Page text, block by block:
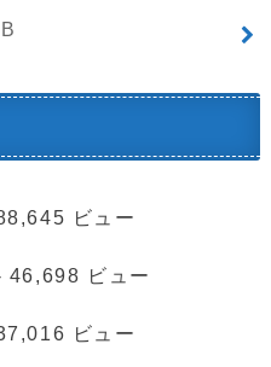
ビュー
46,698 ビュー
ビュー